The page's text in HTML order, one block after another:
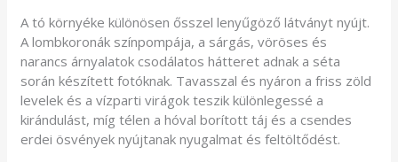
A tó környéke különösen ősszel lenyűgöző látványt nyújt.
A lombkoronák színpompája, a sárgás, vöröses és
narancs árnyalatok csodálatos hátteret adnak a séta
során készített fotóknak. Tavasszal és nyáron a friss zöld
levelek és a vízparti virágok teszik különlegessé a
kirándulást, míg télen a hóval borított táj és a csendes
erdei ösvények nyújtanak nyugalmat és feltöltődést.